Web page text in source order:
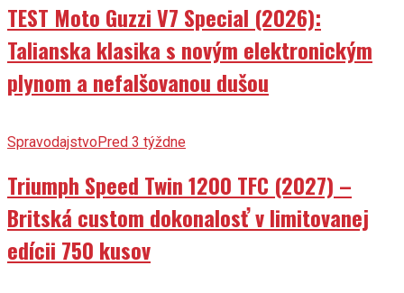
TEST Moto Guzzi V7 Special (2026):
Talianska klasika s novým elektronickým
plynom a nefalšovanou dušou
SpravodajstvoPred 3 týždne
Triumph Speed Twin 1200 TFC (2027) –
Britská custom dokonalosť v limitovanej
edícii 750 kusov